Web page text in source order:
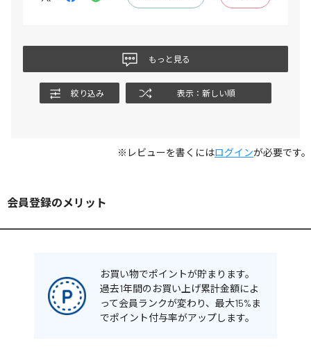
もっと見る
絞り込み 表示：新しい順
※レビューを書くにはログインが必要です。
会員登録のメリット
お買い物でポイントが貯まります。
過去1年間のお買い上げ累計金額によ
って会員ランクが変わり、最大15%ま
でポイント付与率がアップします。